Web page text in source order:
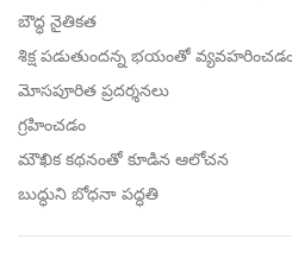
బౌద్ధ నైతికత
శిక్ష పడుతుందన్న భయంతో
మోసపూరిత ప్రదర్శనలు
గ్రహించడం
మౌఖిక కథనంతో కూడిన ఆలోచన
బుద్ధుని బోధనా పద్ధతి